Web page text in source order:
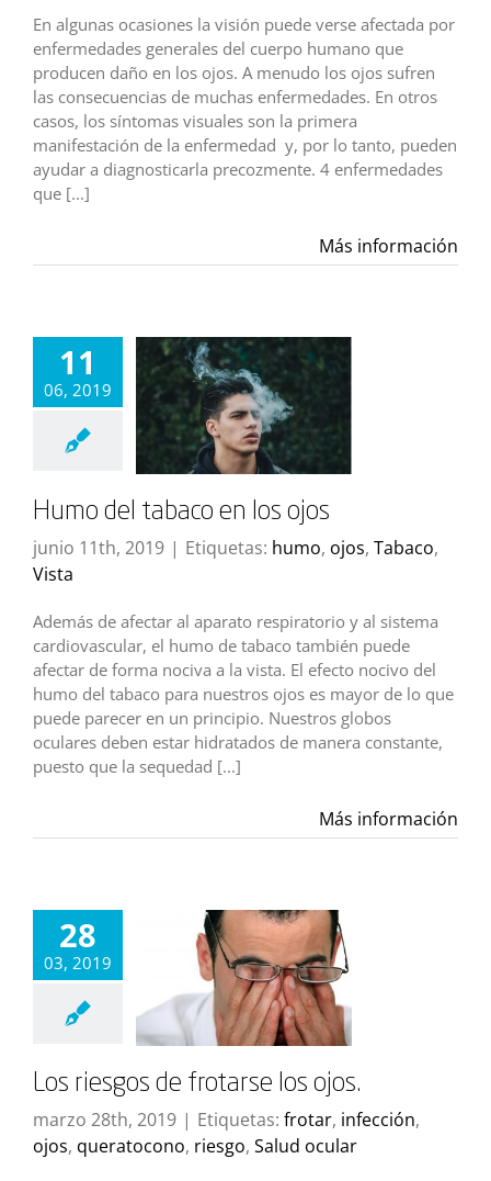
En algunas ocasiones la visión puede verse afectada por
enfermedades generales del cuerpo humano que
producen daño en los ojos. A menudo los ojos sufren
las consecuencias de muchas enfermedades. En otros
casos, los síntomas visuales son la primera
manifestación de la enfermedad y, por lo tanto, pueden
ayudar a diagnosticarla precozmente. 4 enfermedades
que [...]
Más información
11
06, 2019
Humo del tabaco en los ojos
junio 11th, 2019 | Etiquetas: humo, ojos, Tabaco,
Vista
Además de afectar al aparato respiratorio y al sistema
cardiovascular, el humo de tabaco también puede
afectar de forma nociva a la vista. El efecto nocivo del
humo del tabaco para nuestros ojos es mayor de lo que
puede parecer en un principio. Nuestros globos
oculares deben estar hidratados de manera constante,
puesto que la sequedad [...]
Más información
28
03, 2019
Los riesgos de frotarse los ojos.
marzo 28th, 2019 | Etiquetas: frotar, infección,
ojos, queratocono, riesgo, Salud ocular